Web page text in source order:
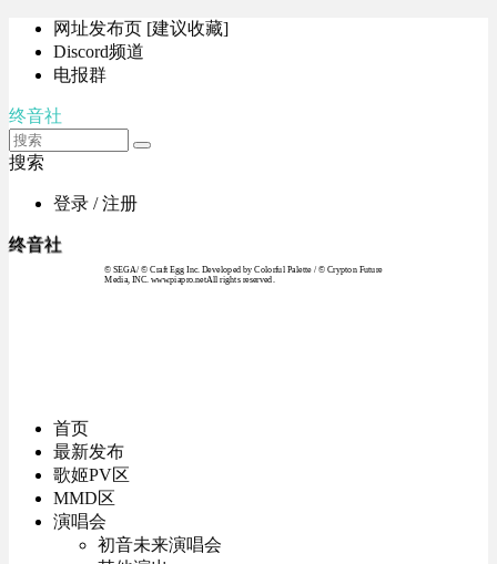
网址发布页 [建议收藏]
Discord频道
电报群
终音社
搜索
登录 / 注册
终音社
© SEGA / © Craft Egg Inc. Developed by Colorful Palette / © Crypton Future
Media, INC. www.piapro.netAll rights reserved.
首页
最新发布
歌姬PV区
MMD区
演唱会
初音未来演唱会